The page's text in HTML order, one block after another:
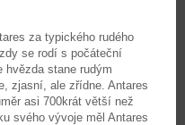
za typického rudého
se rodí s počáteční
hvězda stane rudým
zjasní, ale zřídne. Antares
asi 700krát větší než
svého vývoje měl Antares